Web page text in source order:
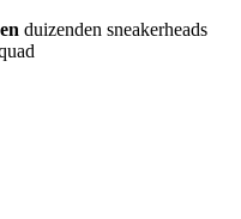
duizenden sneakerheads